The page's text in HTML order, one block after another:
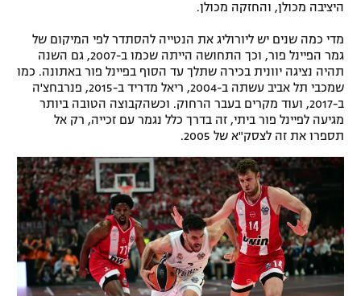
מדיניות פרטיות
תקנון פעילות ספורט 1
רשיון להקרנה פומבית לבית עסק
הצטרפות לחבילת הערוצים
לוח דרושים – ג'ובנט
תגיות
המגזין
היציבה מכולן, והחזקה מכולן.
מדי כמה שנים יש ליורוליג את הנטייה להסתדר לפי המיקום של
גמר הפיינל פור, וכך התחושה הייתה שכמו ב-2007, גם השנה
תהיה נציגה יוונית בכירה שתלך עד הסוף בפיינל פור באתונה. כמו
שמכבי תל אביב עשתה ב-2004, ריאל מדריד ב-2015, פנרבחצ'ה
ב-2017, ועוד מקרים בעבר הרחוק. וכשהקבוצה הטובה ביותר
מגיעה לפיינל פור ביתי, זה בדרך כלל נגמר עם זכייה, רק אל
תספרו את זה לצסק"א של 2005.